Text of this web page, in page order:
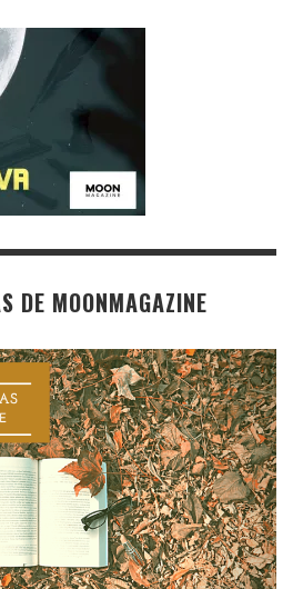
DE MOONMAGAZINE